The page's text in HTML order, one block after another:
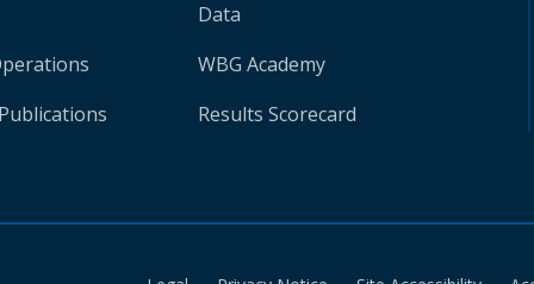
Data
WBG Academy
Results Scorecard